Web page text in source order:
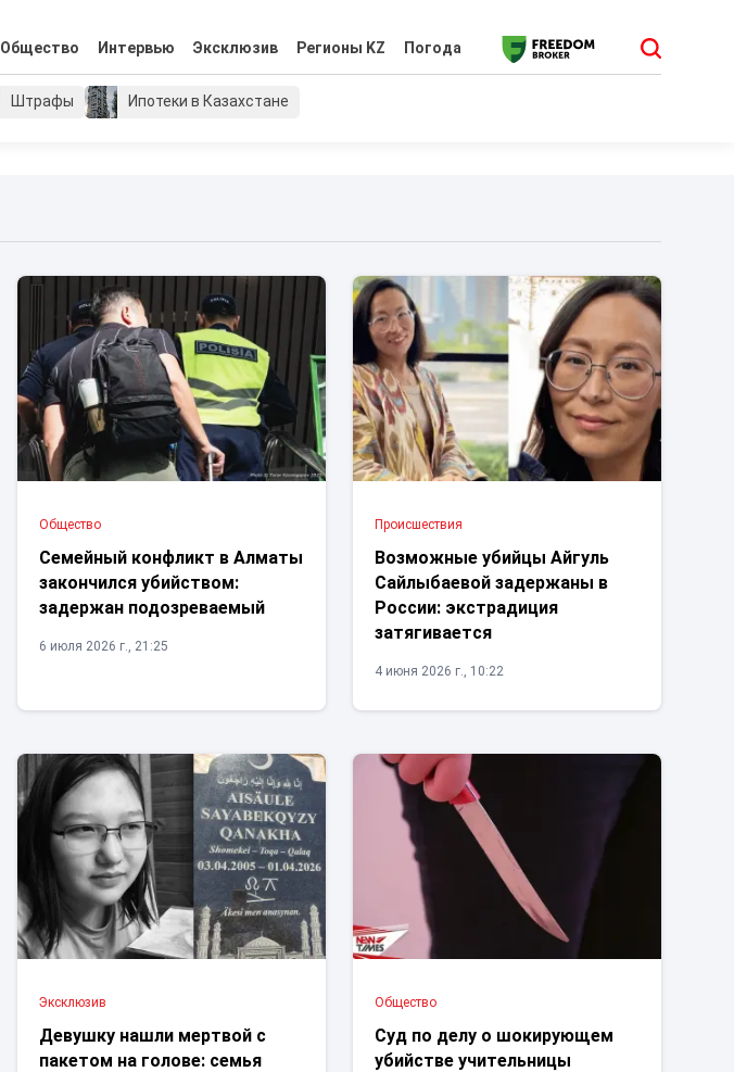
Общество Интервью Эксклюзив Регионы KZ Погода
Штрафы Ипотеки в Казахстане
Общество
Семейный конфликт в Алматы
закончился убийством:
задержан подозреваемый
6 июля 2026 г., 21:25
Проиcшествия
Возможные убийцы Айгуль
Сайлыбаевой задержаны в
России: экстрадиция
затягивается
4 июня 2026 г., 10:22
Эксклюзив
Девушку нашли мертвой с
пакетом на голове: семья
Общество
Суд по делу о шокирующем
убийстве учительницы